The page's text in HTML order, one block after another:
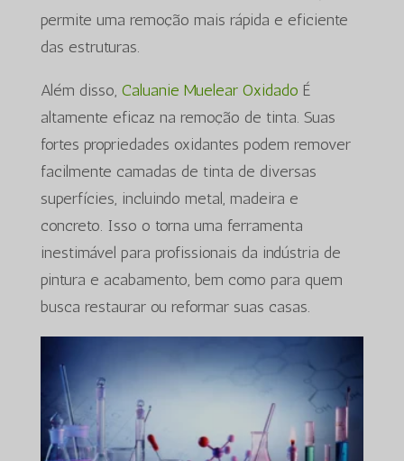
permite uma remoção mais rápida e eficiente
das estruturas.
Além disso, Caluanie Muelear Oxidado É
altamente eficaz na remoção de tinta. Suas
fortes propriedades oxidantes podem remover
facilmente camadas de tinta de diversas
superfícies, incluindo metal, madeira e
concreto. Isso o torna uma ferramenta
inestimável para profissionais da indústria de
pintura e acabamento, bem como para quem
busca restaurar ou reformar suas casas.